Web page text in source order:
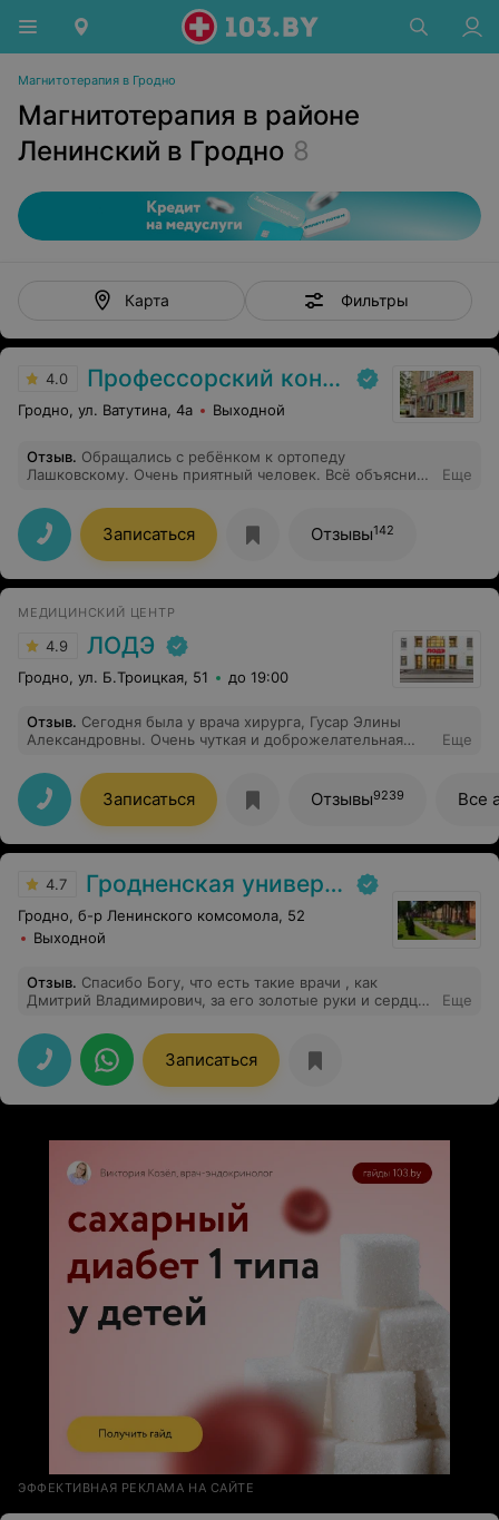
Магнитотерапия в Гродно
Магнитотерапия в районе
Ленинский в Гродно 8
Карта Фильтры
4.0 Профессорский консультативный центр г. Гродно
Гродно, ул. Ватутина, 4а Выходной
Отзыв. Обращались с ребёнком к ортопеду
Лашковскому. Очень приятный человек. Всё объяснил,
врач нам такого не сказал. Я довольна.
Еще
Записаться Отзывы142
МЕДИЦИНСКИЙ ЦЕНТР
4.9 ЛОДЭ
Гродно, ул. Б.Троицкая, 51 до 19:00
Отзыв. Сегодня была у врача хирурга, Гусар Элины
Александровны. Очень чуткая и доброжелательная
очень комфортно и безболезненно. Я очень довольна).
Еще
Записаться Отзывы9239 Все
4.7 Гродненская университетская клиника
Гродно, б-р Ленинского комсомола, 52
Выходной
Отзыв. Спасибо Богу, что есть такие врачи , как
Дмитрий Владимирович, за его золотые руки и сердце!
Доктор с большой буквы и конечно же, Человек....
Спасибо ему за все.......
Еще
Записаться
ЭФФЕКТИВНАЯ РЕКЛАМА НА САЙТЕ